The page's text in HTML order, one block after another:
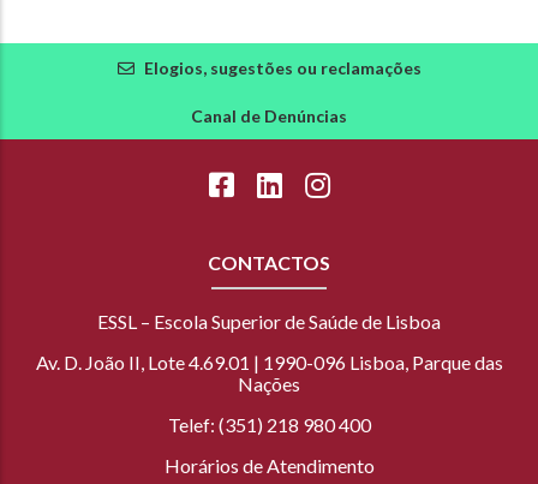
Elogios, sugestões ou reclamações
Canal de Denúncias
CONTACTOS
ESSL – Escola Superior de Saúde de Lisboa
Av. D. João II, Lote 4.69.01 | 1990-096 Lisboa, Parque das
Nações
Telef: (351) 218 980 400
Horários de Atendimento